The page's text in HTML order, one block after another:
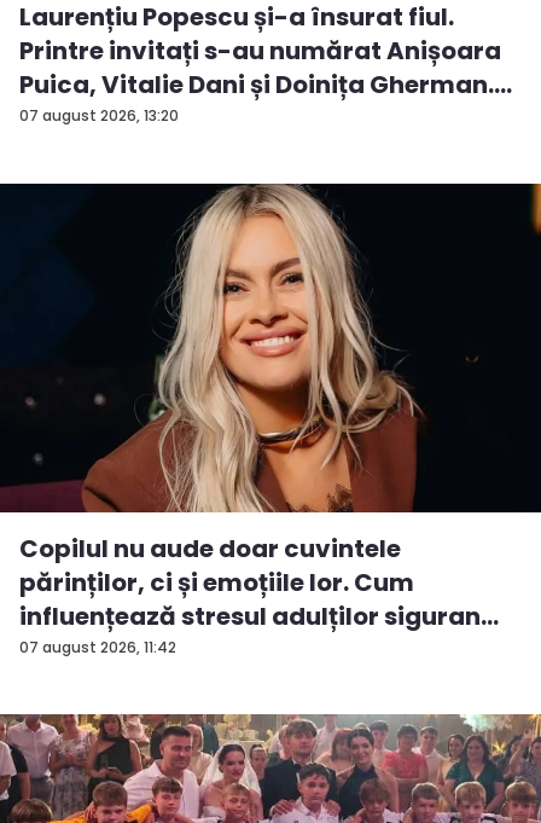
07 august 2026, 13:20
Laurențiu Popescu și-a însurat fiul.
Printre invitați s-au numărat Anișoara
Puica, Vitalie Dani și Doinița Gherman.
P...
07 august 2026, 11:42
Copilul nu aude doar cuvintele
părinților, ci și emoțiile lor. Cum
influențează stresul adulților siguran...